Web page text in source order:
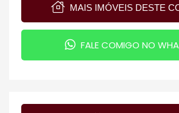
MAIS IMÓVEIS DESTE
FALE COMIGO NO